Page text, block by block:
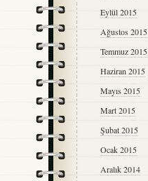
Eylül 2015
Ağustos 2015
Temmuz 2015
Haziran 2015
Mayıs 2015
Mart 2015
Şubat 2015
Ocak 2015
Aralık 2014